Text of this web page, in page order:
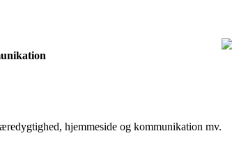
hjemmeside og kommunikation mv.